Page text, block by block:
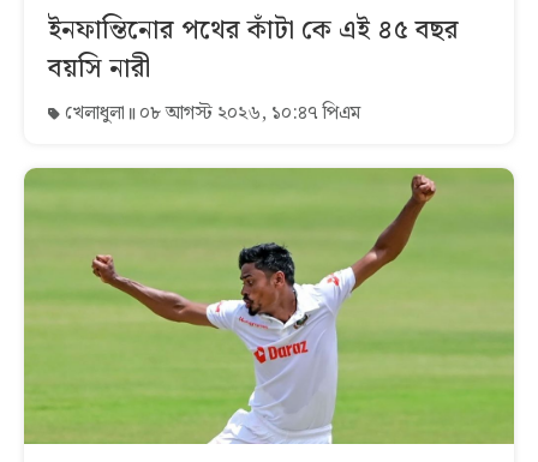
ইনফান্তিনোর পথের কাঁটা কে এই ৪৫ বছর
বয়সি নারী
খেলাধুলা ০৮ আগস্ট ২০২৬, ১০:৪৭ পিএম